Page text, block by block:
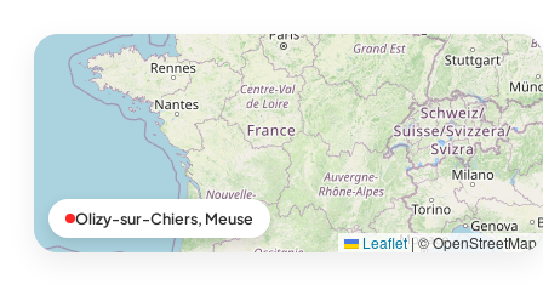
Leaflet |© OpenStreetMap
Olizy-sur-Chiers, Meuse